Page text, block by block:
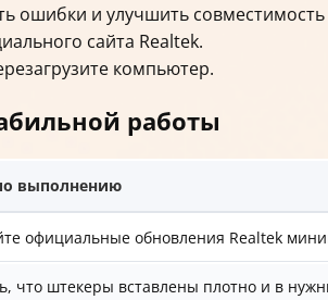
ошибки и улучшить совместимость
сайта Realtek.
компьютер.
работы
выполнению
официальные обновления Realtek
что штекеры вставлены плотно и в